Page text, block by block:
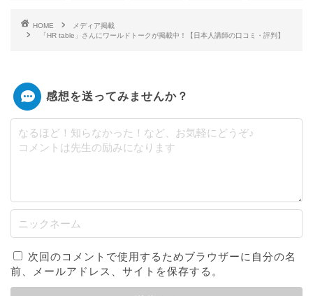
HOME
メディア掲載
「HR table」さんにワールドトークが掲載中！【日本人講師の口コミ・評判】
感想を送ってみませんか？
次回のコメントで使用するためブラウザーに自分の名
前、メールアドレス、サイトを保存する。